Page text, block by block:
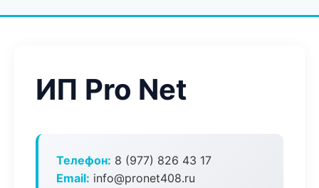
ИП Pro Net
Телефон: 8 (977) 826 43 17
Email: info@pronet408.ru